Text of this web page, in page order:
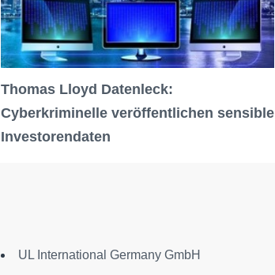
Thomas Lloyd Datenleck:
Cyberkriminelle veröffentlichen sensible
Investorendaten
UL International Germany GmbH